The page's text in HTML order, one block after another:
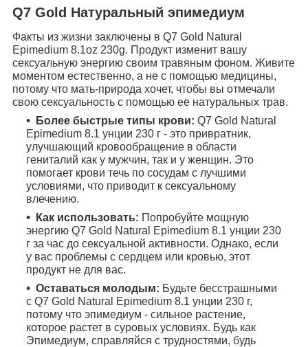
Q7 Gold Натуральный эпимедиум
Факты из жизни заключены в Q7 Gold Natural
Epimedium 8.1oz 230g. Продукт изменит вашу
сексуальную энергию своим травяным фоном. Живите
моментом естественно, а не с помощью медицины,
потому что мать-природа хочет, чтобы вы отмечали
свою сексуальность с помощью ее натуральных трав.
Более быстрые типы крови: Q7 Gold Natural
Epimedium 8.1 унции 230 г - это привратник,
улучшающий кровообращение в области
гениталий как у мужчин, так и у женщин. Это
помогает крови течь по сосудам с лучшими
условиями, что приводит к сексуальному
влечению.
Как использовать: Попробуйте мощную
энергию Q7 Gold Natural Epimedium 8.1 унции 230
г за час до сексуальной активности. Однако, если
у вас проблемы с сердцем или кровью, этот
продукт не для вас.
Оставаться молодым: Будьте бесстрашными
с Q7 Gold Natural Epimedium 8.1 унции 230 г,
потому что эпимедиум - сильное растение,
которое растет в суровых условиях. Будь как
Эпимедиум, справляйся с трудностями, будь